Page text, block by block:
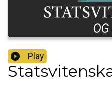
Play